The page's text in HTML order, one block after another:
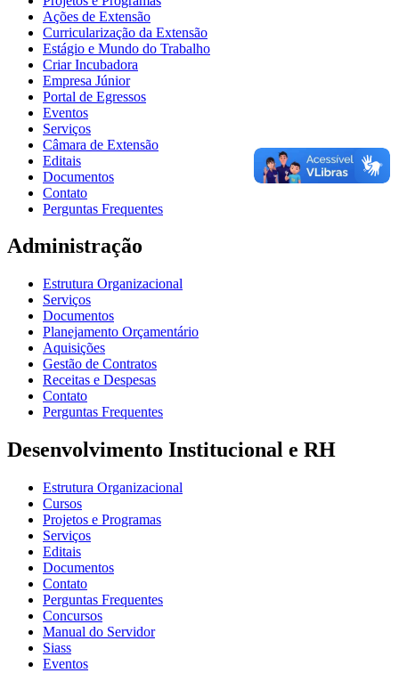
Ações de Extensão
Curricularização da Extensão
Estágio e Mundo do Trabalho
Criar Incubadora
Empresa Júnior
Portal de Egressos
Eventos
Serviços
Câmara de Extensão
Editais
Documentos
Contato
Perguntas Frequentes
Administração
Estrutura Organizacional
Serviços
Documentos
Planejamento Orçamentário
Aquisições
Gestão de Contratos
Receitas e Despesas
Contato
Perguntas Frequentes
Desenvolvimento Institucional e RH
Estrutura Organizacional
Cursos
Projetos e Programas
Serviços
Editais
Documentos
Contato
Perguntas Frequentes
Concursos
Manual do Servidor
Siass
Eventos